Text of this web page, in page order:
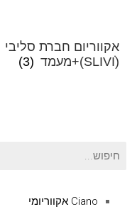
אקווריום חברת סליבי
(SLIVIׂׂ)+מעמד
(3)
חיפוש
Ciano אקווריומי